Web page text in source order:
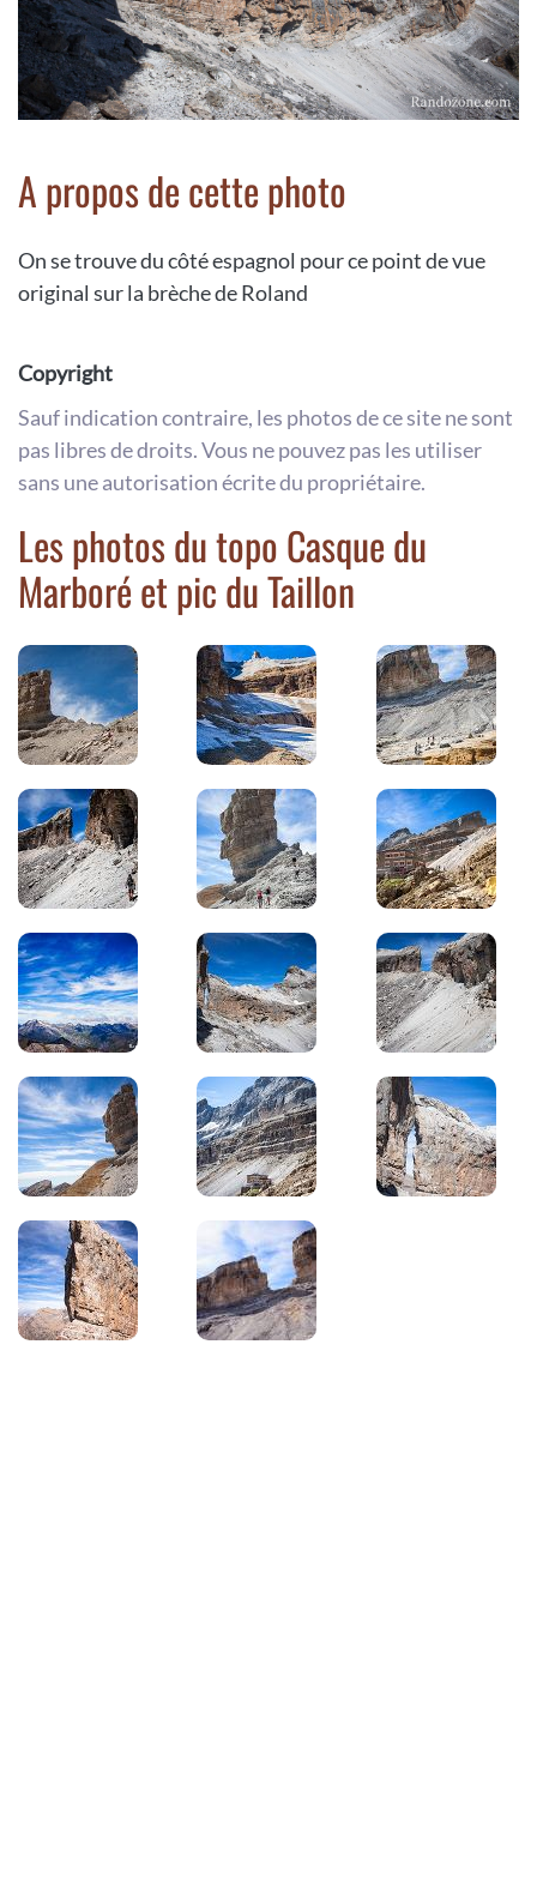
A propos de cette photo
On se trouve du côté espagnol pour ce point de vue
original sur la brèche de Roland
Copyright
Sauf indication contraire, les photos de ce site ne sont
pas libres de droits. Vous ne pouvez pas les utiliser
sans une autorisation écrite du propriétaire.
Les photos du topo Casque du
Marboré et pic du Taillon